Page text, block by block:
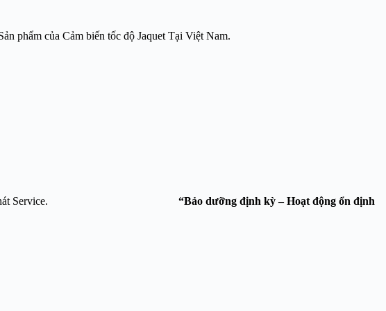
phẩm của Cảm biến tốc độ Jaquet Tại Việt Nam.
Hoàng Thiên Phát Service.
“Bảo dưỡng định kỳ – Hoạt động ổn định